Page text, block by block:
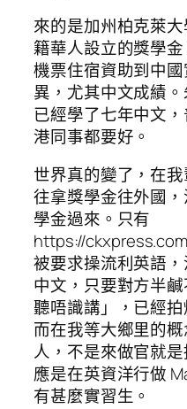
來的是加州柏克萊
籍華人設立的獎學
機票住宿資助到中
異，尤其中文成績
已經學了七年中文
港同事都要好。
世界真的變了，在
往拿獎學金往外國
學金過來。只有
https://
被要求操流利英語
中文，只要對方半
聽唔識講」，已經
而在我等大鄉里的
人，不是來做官就
應是在英資洋行做
有甚麼實習生。